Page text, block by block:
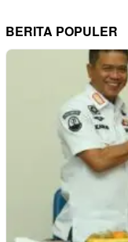
BERITA POPULER